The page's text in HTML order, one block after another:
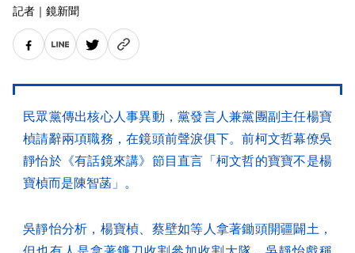
記者 ｜ 鏡新聞
民眾黨傳出核心人事異動，黨發言人兼黨團副主任楊寶
楨請辭兩項職務，在鏡頭前聲淚俱下。前柯文哲幕僚吳
靜怡於《有話鏡來講》節目直言「柯文哲的寶寶不是楊
寶楨而是陳智菡」。
吳靜怡分析，楊寶楨、蔡壁如等人拿著鋤頭開疆闢土，